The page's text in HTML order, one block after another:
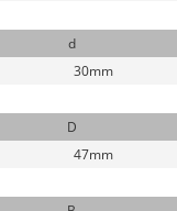
d
30mm
D
47mm